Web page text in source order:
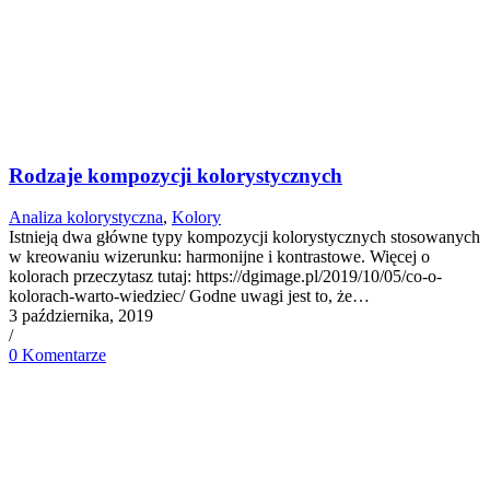
Rodzaje kompozycji kolorystycznych
Analiza kolorystyczna, Kolory
Istnieją dwa główne typy kompozycji kolorystycznych stosowanych
w kreowaniu wizerunku: harmonijne i kontrastowe. Więcej o
kolorach przeczytasz tutaj: https://dgimage.pl/2019/10/05/co-o-
kolorach-warto-wiedziec/ Godne uwagi jest to, że…
3 października, 2019
/
0 Komentarze